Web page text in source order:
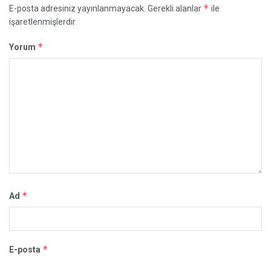
E-posta adresiniz yayınlanmayacak. Gerekli alanlar * ile
işaretlenmişlerdir
Yorum *
Ad *
E-posta *